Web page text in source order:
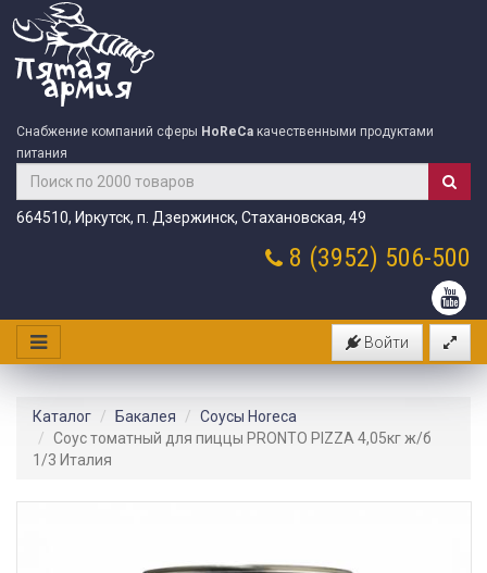
Снабжение компаний сферы HoReCa качественными продуктами
питания
664510, Иркутск, п. Дзержинск, Стахановская, 49
8 (3952) 506-500
Войти
Каталог Бакалея
Соусы Horeca
Соус томатный для пиццы PRONTO PIZZA 4,05кг ж/б
1/3 Италия